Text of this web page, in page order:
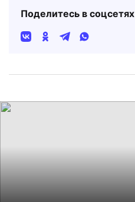
Поделитесь в соцсетях